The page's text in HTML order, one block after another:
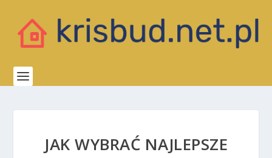
JAK WYBRAĆ NAJLEPSZE